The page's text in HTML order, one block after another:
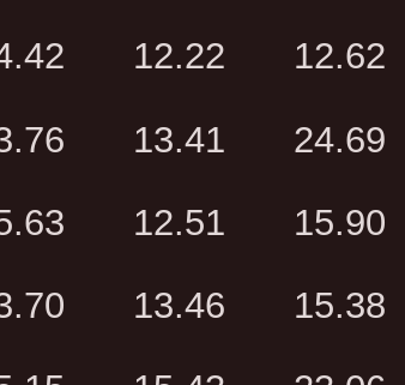
12.22 12.62
13.41 24.69
12.51 15.90
13.46 15.38